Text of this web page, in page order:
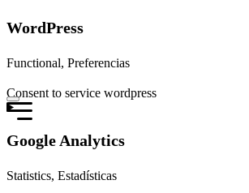
WordPress
Functional, Preferencias
Consent to service wordpress
Google Analytics
Statistics, Estadísticas